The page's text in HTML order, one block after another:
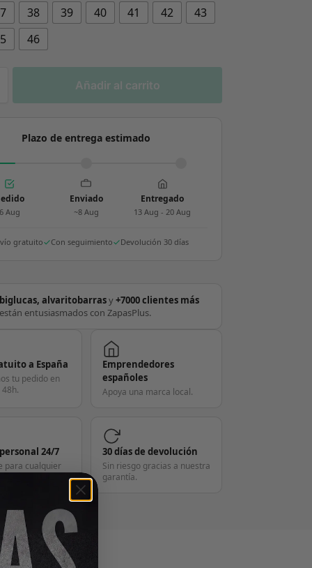
38 39 40 41 42
43
46
Añadir al carrito
Plazo de entrega estimado
Aug
Enviado
~8 Aug
Entregado
13 Aug - 20 Aug
gratuito Con seguimiento Devolución 30 días
biglucas, alvaritobarrasy+7000 clientes más
están entusiasmados con ZapasPlus.
a España
tu pedido en
Emprendedores
españoles
Apoya una marca local.
24/7
para cualquier
30 días de devolución
Sin riesgo gracias a nuestra
garantía.